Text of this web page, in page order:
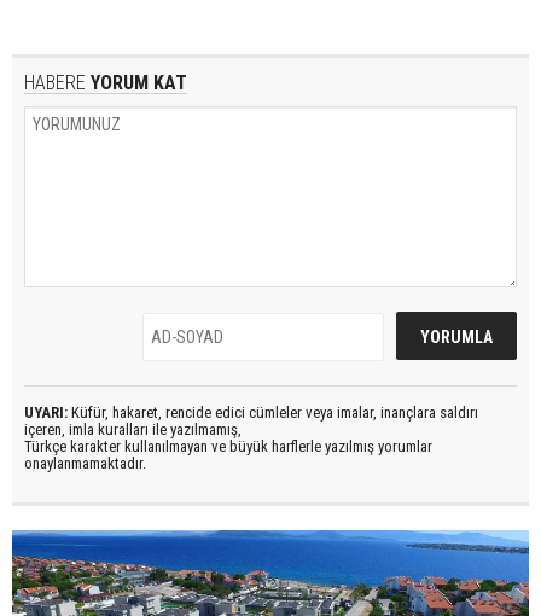
HABERE YORUM KAT
UYARI: Küfür, hakaret, rencide edici cümleler veya imalar, inançlara saldırı
içeren, imla kuralları ile yazılmamış,
Türkçe karakter kullanılmayan ve büyük harflerle yazılmış yorumlar
onaylanmamaktadır.